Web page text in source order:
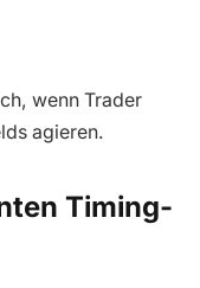
wenn Trader
agieren.
Timing-